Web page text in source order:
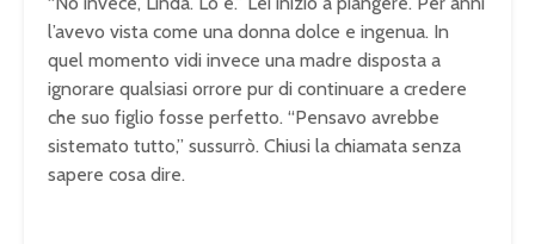
l’avevo vista come una donna dolce e ingenua. In
quel momento vidi invece una madre disposta a
ignorare qualsiasi orrore pur di continuare a credere
che suo figlio fosse perfetto. “Pensavo avrebbe
sistemato tutto,” sussurrò. Chiusi la chiamata senza
sapere cosa dire.